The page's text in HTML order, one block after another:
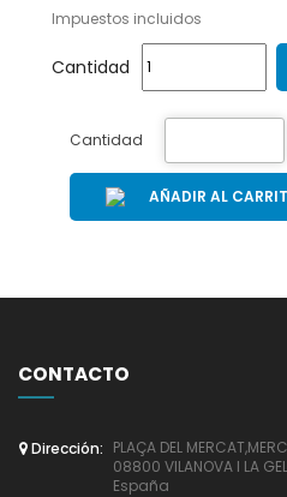
Impuestos incluidos
Cantidad
Cantidad
AÑADIR AL
CONTACTO
Dirección: PLAÇA DEL
08800 VILANOVA I LA
España